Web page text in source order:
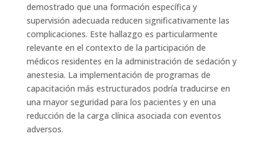
demostrado que una formación específica y
supervisión adecuada reducen significativamente las
complicaciones. Este hallazgo es particularmente
relevante en el contexto de la participación de
médicos residentes en la administración de sedación y
anestesia. La implementación de programas de
capacitación más estructurados podría traducirse en
una mayor seguridad para los pacientes y en una
reducción de la carga clínica asociada con eventos
adversos.